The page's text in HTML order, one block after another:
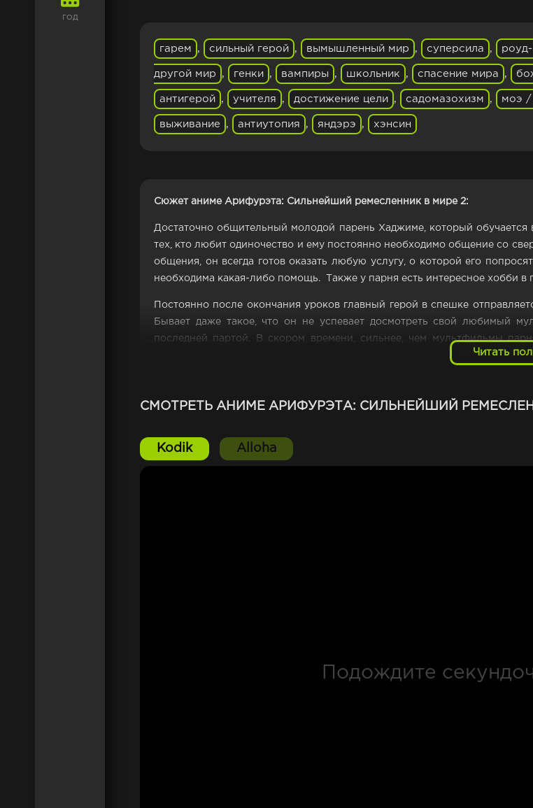
ГОД
гарем , сильный герой , вымышленный мир , суперсила ,
другой мир , генки , вампиры , школьник , спасение мира ,
антигерой , учителя , достижение цели , садомазохизм , моэ /
выживание , антиутопия , яндэрэ , хэнсин
Сюжет аниме Арифурэта: Сильнейший ремесленник в мире 2:
Достаточно общительный молодой парень Хаджиме, который
тех, кто любит одиночество и ему постоянно необходимо общение со
общения, он всегда готов оказать любую услугу, о которой его
необходима какая-либо помощь. Также у парня есть интересное хобби в
Постоянно после окончания уроков главный герой в спешке
Бывает даже такое, что он не успевает досмотреть свой любимый
последней партой. В скором времени, сильнее, чем мультфильмы
поменял на виртуальный мир. Это очень сильно сказалось на делах с
Читать
СМОТРЕТЬ АНИМЕ АРИФУРЭТА: СИЛЬНЕЙШИЙ
Kodik Alloha